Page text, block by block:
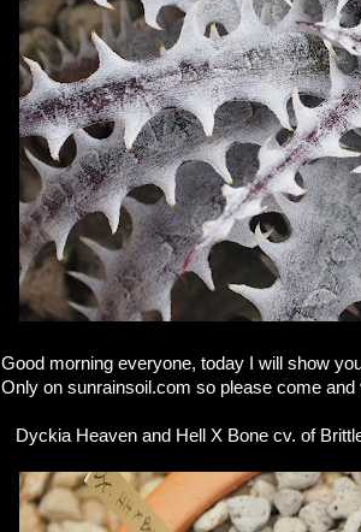
Good morning everyone, today I will show
Only on sunrainsoil.com so please come
Dyckia Heaven and Hell X Bone cv. of